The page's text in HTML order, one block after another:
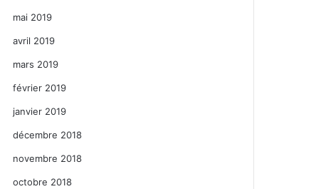
mai 2019
avril 2019
mars 2019
février 2019
janvier 2019
décembre 2018
novembre 2018
octobre 2018